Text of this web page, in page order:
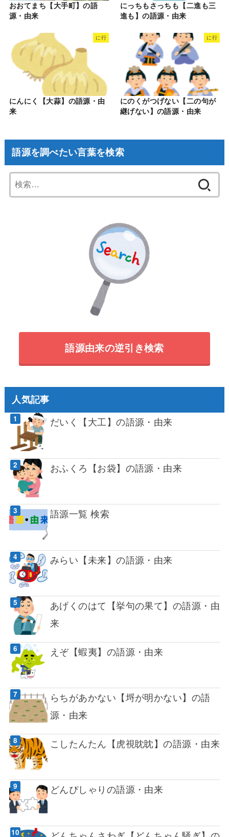
おおてまち【大手町】の語
源・由来
にっちもさっちも【二進も三
進も】の語源・由来
に行
にんにく【大蒜】の語源・由
来
に行
にのくがつげない【二の句が
継げない】の語源・由来
語源を調べたい言葉を検索
索:
語源由来の逆引き検索
人気記事
だいく【大工】の語源・由来
おふくろ【お袋】の語源・由来
語源一覧 検索
みらい【未来】の語源・由来
あげくのはて【挙句の果て】の語源・由
来
えぞ【蝦夷】の語源・由来
らちがあかない【埒が明かない】の語
源・由来
こしたんたん【虎視眈眈】の語源・由来
どんぴしゃりの語源・由来